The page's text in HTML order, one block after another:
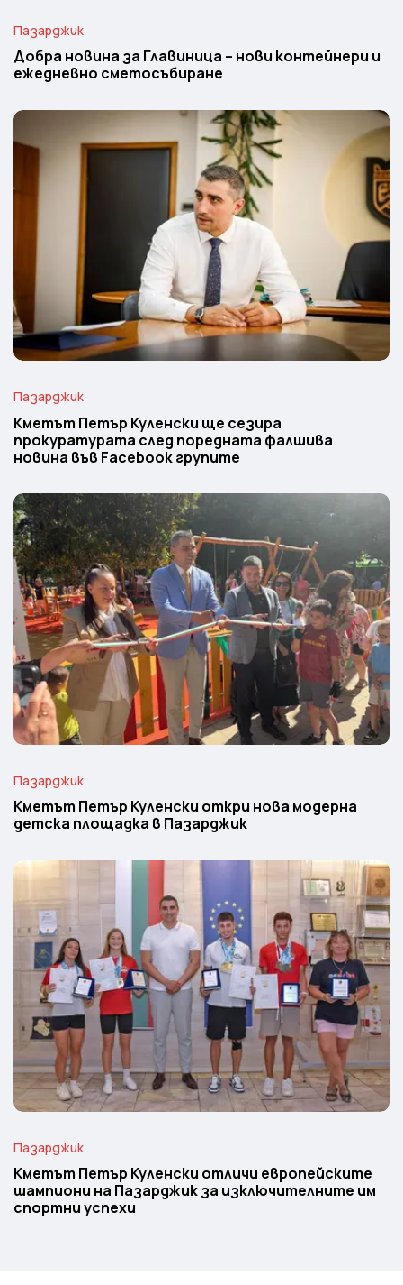
Пазарджик
Добра новина за Главиница – нови контейнери и
ежедневно сметосъбиране
Пазарджик
Кметът Петър Куленски ще сезира
прокуратурата след поредната фалшива
новина във Facebook групите
Пазарджик
Кметът Петър Куленски откри нова модерна
детска площадка в Пазарджик
Пазарджик
Кметът Петър Куленски отличи европейските
шампиони на Пазарджик за изключителните им
спортни успехи